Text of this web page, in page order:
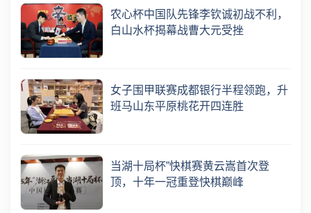
农心杯中国队先锋李钦诚初战不利，
白山水杯揭幕战曹大元受挫
女子围甲联赛成都银行半程领跑，升
班马山东平原桃花开四连胜
当湖十局杯”快棋赛黄云嵩首次登
顶，十年一冠重登快棋巅峰